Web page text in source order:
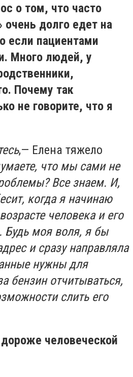
о том, что часто
долго едет на
если пациентами
Много людей, у
Почему так
не говорите, что я
,— Елена тяжело
что мы сами не
Все знаем. И,
когда я начинаю
человека и его
Будь моя воля, я бы
и сразу направляла
нужны для
бензин отчитываться,
слить его
человеческой